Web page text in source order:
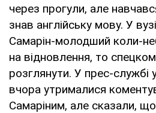
через прогули, але
знав англійську мову. У
Самарін-молодший коли-
на відновлення, то
розглянути. У прес-службі
вчора утрималися
Самаріним, але сказали,